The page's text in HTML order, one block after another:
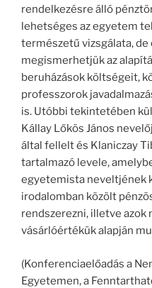
rendelkezésre álló
lehetséges az egyetem
természetű vizsgálata, de
megismerhetjük az
beruházások költségeit,
professzorok
is. Utóbbi tekintetében
Kállay Lőkös János
által fellelt és Klaniczay
tartalmazó levele,
egyetemista neveltjének
irodalomban közölt
rendszerezni, illetve azok
vásárlóértékük alapján
(Konferenciaelőadás a
Egyetemen, a